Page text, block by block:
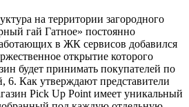
на территории загородного
гай Гатное» постоянно
в ЖК сервисов добавился
открытие которого
будет принимать покупателей по
6. Как утверждают представители
Pick Up Point имеет уникальный